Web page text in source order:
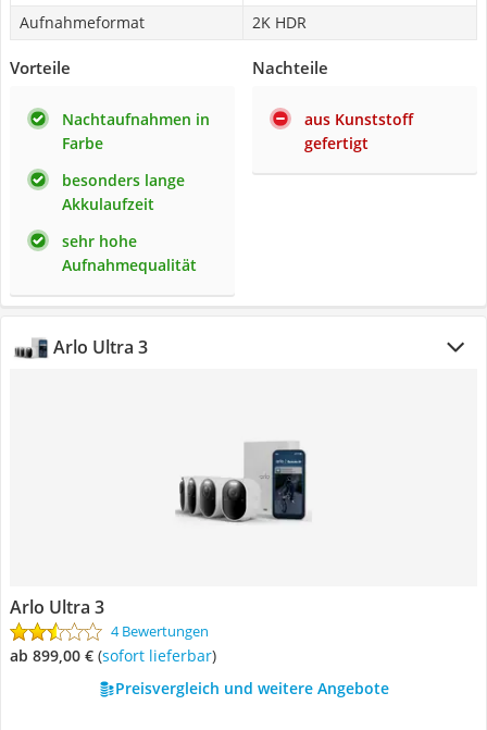
Aufnahmeformat
2K HDR
Vorteile
Nachtaufnahmen in
Farbe
besonders lange
Akkulaufzeit
sehr hohe
Aufnahmequalität
Nachteile
aus Kunststoff
gefertigt
Arlo Ultra 3
Arlo Ultra 3
4 Bewertungen
ab 899,00 € ( Sofort lieferbar)
Preisvergleich und weitere Angebote